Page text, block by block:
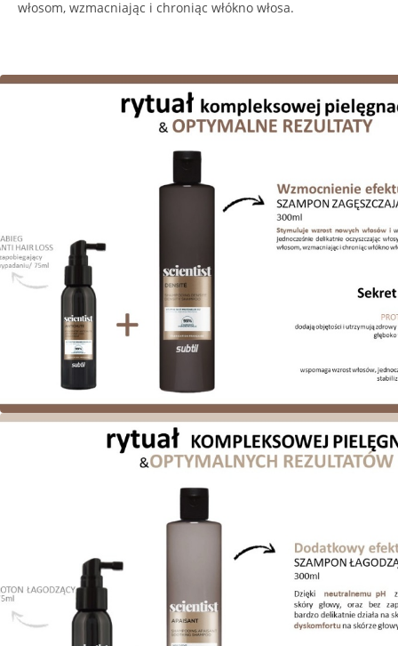
włosom, wzmacniając i chroniąc włókno włosa.